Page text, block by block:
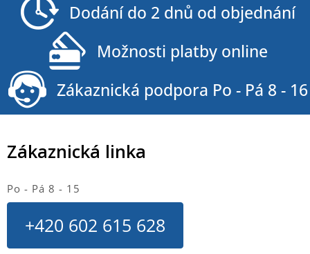
Zákaznická linka
Po - Pá 8 - 15
+420 602 615 628
Dodání do 2 dnů od objednání
Možnosti platby online
Zákaznická podpora Po - Pá 8 - 16